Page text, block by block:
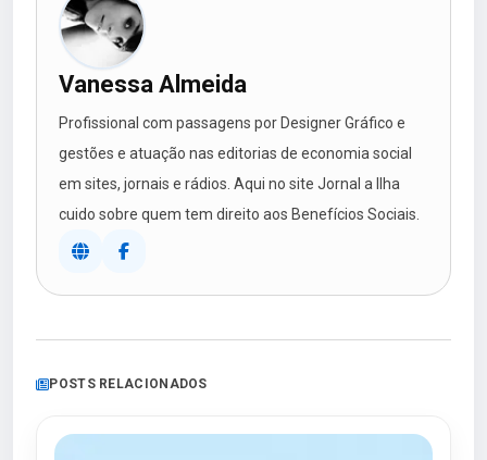
Vanessa Almeida
Profissional com passagens por Designer Gráfico e
gestões e atuação nas editorias de economia social
em sites, jornais e rádios. Aqui no site Jornal a Ilha
cuido sobre quem tem direito aos Benefícios Sociais.
POSTS RELACIONADOS